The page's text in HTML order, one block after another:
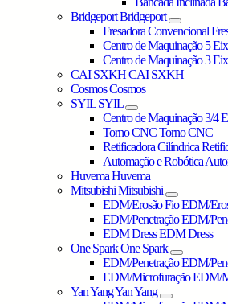
BridgeportBridgeport
Fresadora Convencional
Centro de Maquinação 5
Centro de Maquinação 3
CAI SXKHCAI SXKH
CosmosCosmos
SYIL SYIL
Centro de Maquinação 3/4
Torno CNCTorno CNC
Retificadora Cilíndrica
Automação e Robótica
HuvemaHuvema
MitsubishiMitsubishi
EDM/Erosão FioEDM/
EDM/PenetraçãoEDM/
EDM DressEDM Dress
One SparkOne Spark
EDM/PenetraçãoEDM/
EDM/MicrofuraçãoEDM/
Yan YangYan Yang